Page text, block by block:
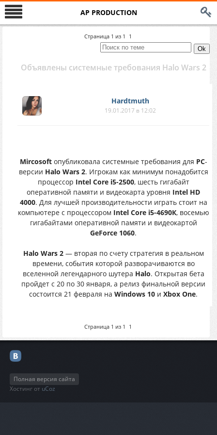
AP PRODUCTION
Страница 1 из 1 1
Объявлены системные требования Halo Wars 2
Hardtmuth
19.01.2017 в 12:02
Mircosoftопубликовала системные требования для PC-
версии Halo Wars 2. Игрокам как минимум понадобится
процессор Intel Core i5-2500, шесть гигабайт
оперативной памяти и видеокарта уровня Intel HD
4000. Для лучшей производительности играть стоит на
компьютере с процессором Intel Core i5-4690К, восемью
гигабайтами оперативной памяти и видеокартой
GeForce 1060.
Halo Wars 2— вторая по счету стратегия в реальном
времени, события которой разворачиваются во
вселенной легендарного шутера Halo. Открытая бета
пройдет с 20 по 30 января, а релиз финальной версии
состоится 21 февраля на Windows 10 и Xbox One.
Страница 1 из 1 1
Полная версия сайта
Хостинг от uCoz